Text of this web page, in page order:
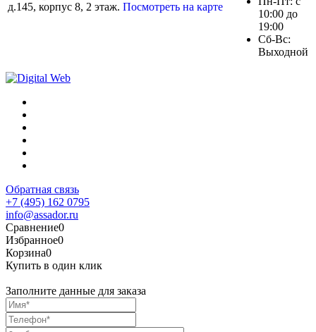
д.145, корпус 8, 2 этаж. Посмотреть на карте
10:00 до
19:00
Сб-Вс:
Выходной
Обратная связь
+7 (495) 162 0795
info@assador.ru
Сравнение0
Избранное0
Корзина0
Купить в один клик
Заполните данные для заказа